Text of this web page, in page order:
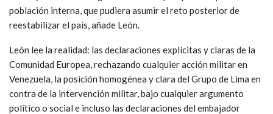
población interna, que pudiera asumir el reto posterior de
reestabilizar el país, añade León.
León lee la realidad: las declaraciones explícitas y claras de la
Comunidad Europea, rechazando cualquier acción militar en
Venezuela, la posición homogénea y clara del Grupo de Lima en
contra de la intervención militar, bajo cualquier argumento
político o social e incluso las declaraciones del embajador